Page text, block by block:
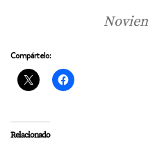
Compártelo:
Relacionado